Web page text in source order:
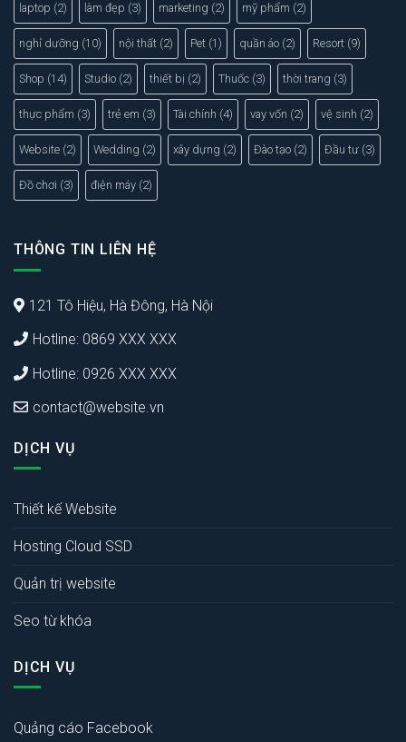
laptop (2) làm đẹp (3) marketing (2) mỹ phẩm (2)
nghỉ dưỡng (10) nội thất (2) Pet (1) quần áo (2) Resort (9)
Shop (14) Studio (2) thiết bị (2) Thuốc (3) thời trang (3)
thực phẩm (3) trẻ em (3) Tài chính (4) vay vốn (2) vệ sinh (2)
Website (2) Wedding (2) xây dựng (2) Đào tạo (2) Đầu tư (3)
Đồ chơi (3) điện máy (2)
THÔNG TIN LIÊN HỆ
121 Tô Hiệu, Hà Đông, Hà Nội
Hotline: 0869 XXX XXX
Hotline: 0926 XXX XXX
contact@website.vn
DỊCH VỤ
Thiết kế Website
Hosting Cloud SSD
Quản trị website
Seo từ khóa
DỊCH VỤ
Quảng cáo Facebook